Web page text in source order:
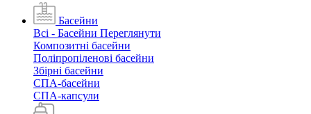
Басейни
Всі - Басейни Переглянути
Композитні басейни
Поліпропіленові басейни
Збірні басейни
СПА-басейни
СПА-капсули